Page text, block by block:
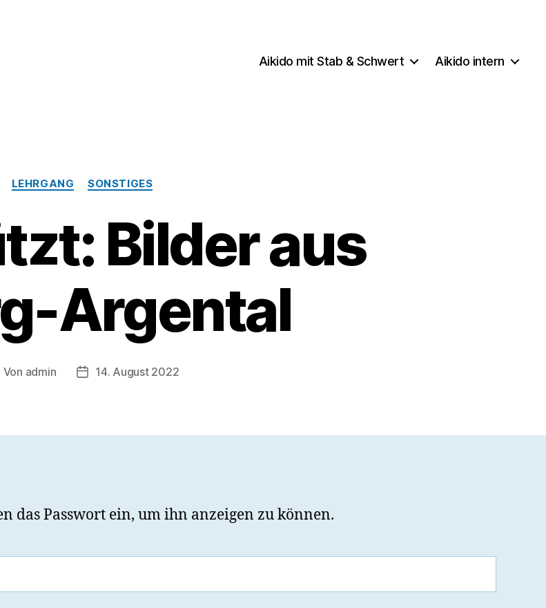
Aikido mit Stab & Schwert Aikido intern
Kategorien
LEHRGANG SONSTIGES
Bilder aus
Argental
Von admin Veröffentlichungsdatum
14. August 2022
das Passwort ein, um ihn anzeigen zu können.